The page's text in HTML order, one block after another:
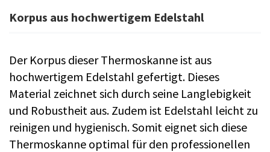
Korpus aus hochwertigem Edelstahl
Der Korpus dieser Thermoskanne ist aus
hochwertigem Edelstahl gefertigt. Dieses
Material zeichnet sich durch seine Langlebigkeit
und Robustheit aus. Zudem ist Edelstahl leicht zu
reinigen und hygienisch. Somit eignet sich diese
Thermoskanne optimal für den professionellen